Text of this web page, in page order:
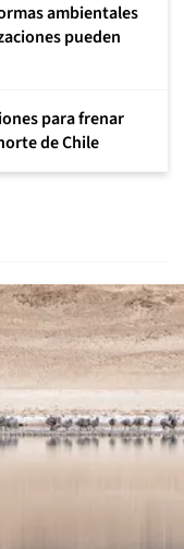
ambientales
pueden
para frenar
de Chile